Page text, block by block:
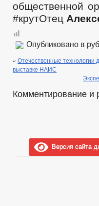
общественной
#крутОтец
Опубликовано в
« Отечественные технологии
выставке НАИС
Комментирование
Версия сайта